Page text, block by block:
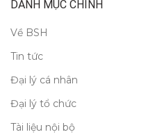
DANH MỤC CHÍNH
Về BSH
Tin tức
Đại lý cá nhân
Đại lý tổ chức
Tài liệu nội bộ